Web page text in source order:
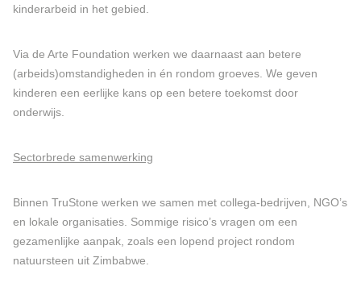
kinderarbeid in het gebied.
Via de Arte Foundation werken we daarnaast aan betere
(arbeids)omstandigheden in én rondom groeves. We geven
kinderen een eerlijke kans op een betere toekomst door
onderwijs.
Sectorbrede samenwerking
Binnen TruStone werken we samen met collega-bedrijven, NGO’s
en lokale organisaties. Sommige risico’s vragen om een
gezamenlijke aanpak, zoals een lopend project rondom
natuursteen uit Zimbabwe.